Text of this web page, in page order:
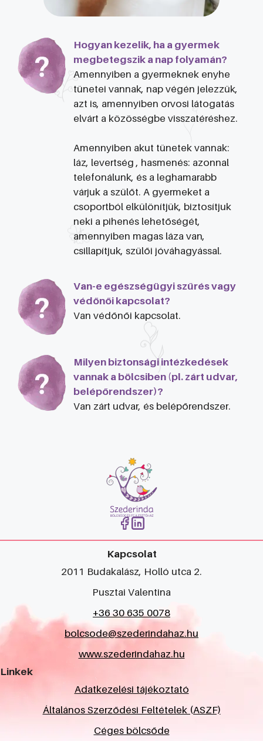
Hogyan kezelik, ha a gyermek
megbetegszik a nap folyamán?
Amennyiben a gyermeknek enyhe
tünetei vannak, nap végén jelezzük,
azt is, amennyiben orvosi látogatás
elvárt a közösségbe visszatéréshez.
Amennyiben akut tünetek vannak:
láz, levertség , hasmenés: azonnal
telefonálunk, és a leghamarabb
várjuk a szülőt. A gyermeket a
csoportból elkülönítjük, biztosítjuk
neki a pihenés lehetőségét,
amennyiben magas láza van,
csillapítjuk, szülői jóváhagyással.
Van-e egészségügyi szűrés vagy
védőnői kapcsolat?
Van védőnői kapcsolat.
Milyen biztonsági intézkedések
vannak a bölcsiben (pl. zárt udvar,
belépőrendszer)?
Van zárt udvar, és belépőrendszer.
Kapcsolat
2011 Budakalász, Holló utca 2.
Pusztai Valentina
+36 30 635 0078
bolcsode@szederindahaz.hu
www.szederindahaz.hu
Linkek
Adatkezelési tájékoztató
Általános Szerződési Feltételek (ASZF)
Céges bölcsőde